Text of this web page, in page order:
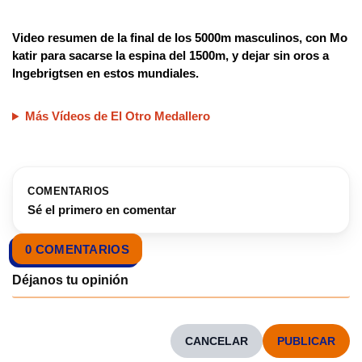
Video resumen de la final de los 5000m masculinos, con Mo
katir para sacarse la espina del 1500m, y dejar sin oros a
Ingebrigtsen en estos mundiales.
Más Vídeos de El Otro Medallero
COMENTARIOS
Sé el primero en comentar
0 COMENTARIOS
CANCELAR